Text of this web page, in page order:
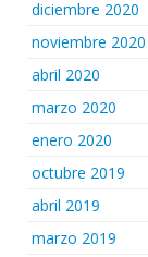
diciembre 2020
noviembre 2020
abril 2020
marzo 2020
enero 2020
octubre 2019
abril 2019
marzo 2019